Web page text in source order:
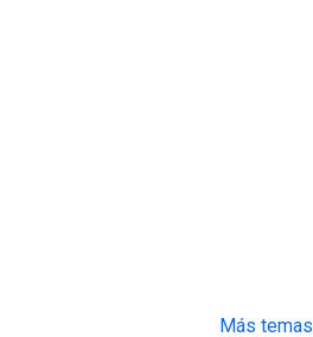
Más temas